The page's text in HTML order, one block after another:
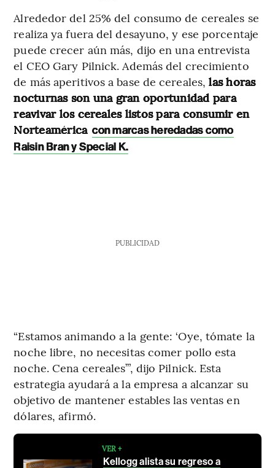
Alrededor del 25% del consumo de cereales se
realiza ya fuera del desayuno, y ese porcentaje
puede crecer aún más, dijo en una entrevista
el CEO Gary Pilnick. Además del crecimiento
de más aperitivos a base de cereales, las horas
nocturnas son una gran oportunidad para
reavivar los cereales listos para consumir en
Norteamérica con marcas heredadas como
Raisin Bran y Special K.
PUBLICIDAD
“Estamos animando a la gente: ‘Oye, tómate la
noche libre, no necesitas comer pollo esta
noche. Cena cereales’”, dijo Pilnick. Esta
estrategia ayudará a la empresa a alcanzar su
objetivo de mantener estables las ventas en
dólares, afirmó.
VER +
Kellogg alista su regreso a